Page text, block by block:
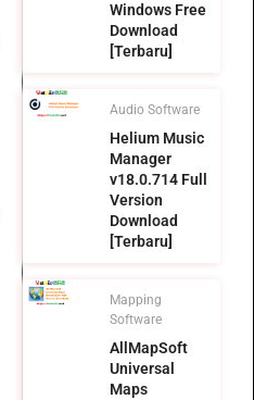
Windows Free
Download
[Terbaru]
Audio Software
Helium Music
Manager
v18.0.714 Full
Version
Download
[Terbaru]
Mapping
Software
AllMapSoft
Universal
Maps